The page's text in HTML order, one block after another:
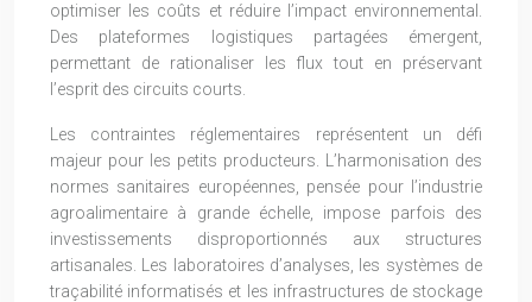
optimiser les coûts et réduire l’impact environnemental.
Des plateformes logistiques partagées émergent,
permettant de rationaliser les flux tout en préservant
l’esprit des circuits courts.
Les contraintes réglementaires représentent un défi
majeur pour les petits producteurs. L’harmonisation des
normes sanitaires européennes, pensée pour l’industrie
agroalimentaire à grande échelle, impose parfois des
investissements disproportionnés aux structures
artisanales. Les laboratoires d’analyses, les systèmes de
traçabilité informatisés et les infrastructures de stockage